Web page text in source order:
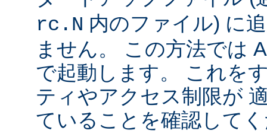
rc.N 内のファイル) に
ません。 この方法では
で起動します。 これを
ティやアクセス制限が
ていることを確認して